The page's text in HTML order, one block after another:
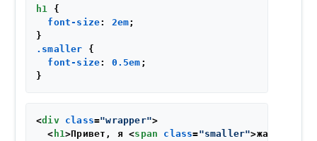
h1 {
font-size: 2em;
.smaller {
font-size: 0.5em ;
<div class="wrapper">
< h1>Привет, я <span class="smaller">жаба